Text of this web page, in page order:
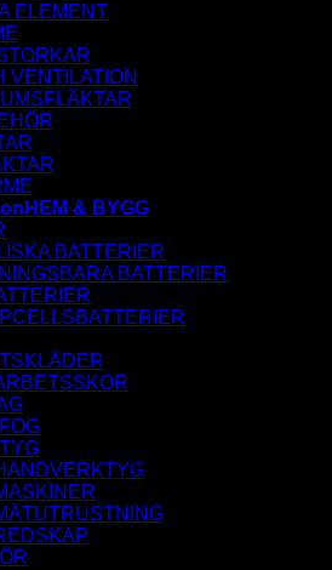
ELEMENT
VENTILATION
HEM & BYGG
BATTERIER
BATTERIER